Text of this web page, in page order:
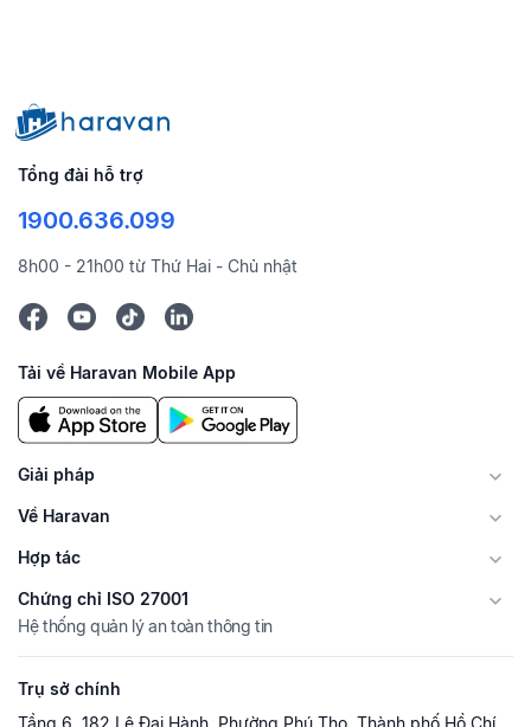
Tổng đài hỗ trợ
1900.636.099
8h00 - 21h00 từ Thứ Hai - Chủ nhật
Tải về Haravan Mobile App
Giải pháp
Về Haravan
Hợp tác
Chứng chỉ ISO 27001
Hệ thống quản lý an toàn thông tin
Trụ sở chính
Tầng 6, 182 Lê Đại Hành, Phường Phú Thọ, Thành phố Hồ Chí